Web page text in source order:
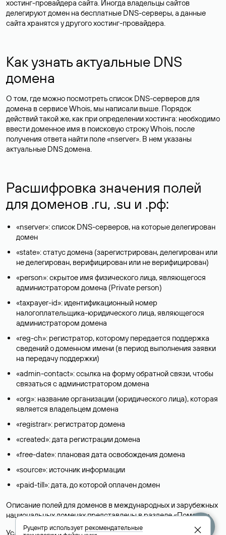
хостинг-провайдера сайта. Иногда владельцы сайтов
делегируют домен на бесплатные DNS-серверы, а данные
сайта хранятся у другого хостинг-провайдера.
Как узнать актуальные DNS
домена
О том, где можно посмотреть список DNS-серверов для
домена в сервисе Whois, мы написали выше. Порядок
действий такой же, как при определении хостинга: необходимо
ввести доменное имя в поисковую строку Whois, после
получения ответа найти поле «nserver». В нем указаны
актуальные DNS домена.
Расшифровка значения полей
для доменов .ru, .su и .рф:
«nserver»: список DNS-серверов, на которые делегирован
домен
«state»: статус домена (зарегистрирован, делегирован или
не делегирован, верифицирован или не верифицирован)
«person»: скрытое имя физического лица, являющегося
администратором домена (Privatе person)
«taxpayer-id»: идентификационный номер
налогоплательщика-юридического лица, являющегося
администратором домена
«reg-ch»: регистратор, которому передается поддержка
сведений о доменном имени (в период выполнения заявки
на передачу поддержки)
«admin-contact»: ссылка на форму обратной связи, чтобы
связаться с администратором домена
«org»: название организации (юридического лица), которая
является владельцем домена
«registrar»: регистратор домена
«created»: дата регистрации домена
«free-date»: плановая дата освобождения домена
«source»: источник информации
«paid-till»: дата, до которой оплачен домен
Описание полей для доменов в международных и зарубежных
национальных доменах представлены в разделе «Помощь».
Условия использования Whois-сервиса
Руцентр используетрекомендательные